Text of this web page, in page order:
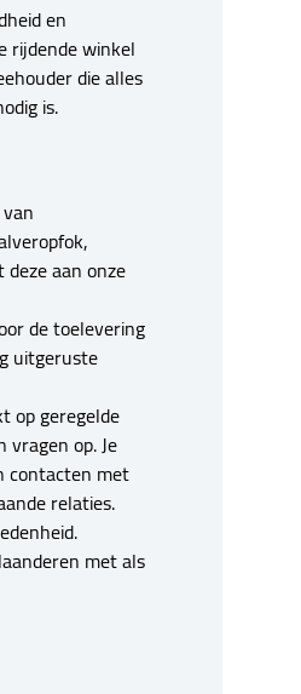
en
rijdende winkel
die alles
is.
aan onze
de toelevering
uitgeruste
op geregelde
op. Je
contacten met
relaties.
met als